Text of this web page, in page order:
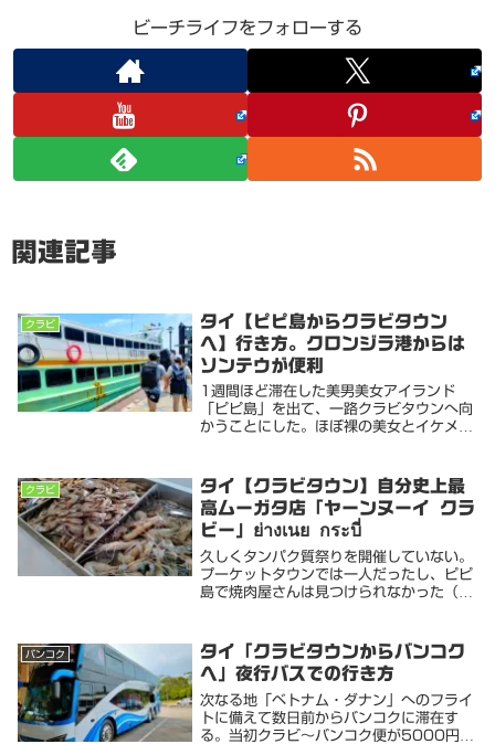
ビーチライフをフォローする
関連記事
クラビ
タイ【ピピ島からクラビタウン
へ】行き方。クロンジラ港からは
ソンテウが便利
1週間ほど滞在した美男美女アイランド
「ピピ島」を出て、一路クラビタウンへ向
かうことにした。ほぼ裸の美女とイケメン
た。ピピ島からクラビタウンへのフェリー
チケットは40...
クラビ
タイ【クラビタウン】自分史上最
高ムーガタ店「ヤーンヌーイ クラ
ビー」ย่างเนย กระบี่
久しくタンパク質祭りを開催していない。
プーケットタウンでは一人だったし、ピピ
島で焼肉屋さんは見つけられなかった（高
たい！と熱望。快諾をもらい、良さげなお
店を見つけて...
バンコク
タイ「クラビタウンからバンコク
へ」夜行バスでの行き方
次なる地「ベトナム・ダナン」へのフライ
トに備えて数日前からバンコクに滞在す
る。当初クラビ〜バンコク便が5000円位